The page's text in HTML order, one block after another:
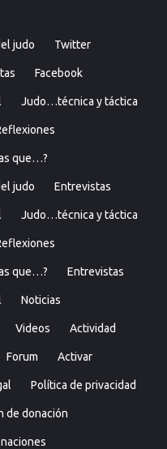
judo Twitter
Facebook
Judo…técnica y táctica
que…?
judo Entrevistas
Judo…técnica y táctica
que…? Entrevistas
Noticias
Videos Actividad
Forum Activar
Política de privacidad
de donación